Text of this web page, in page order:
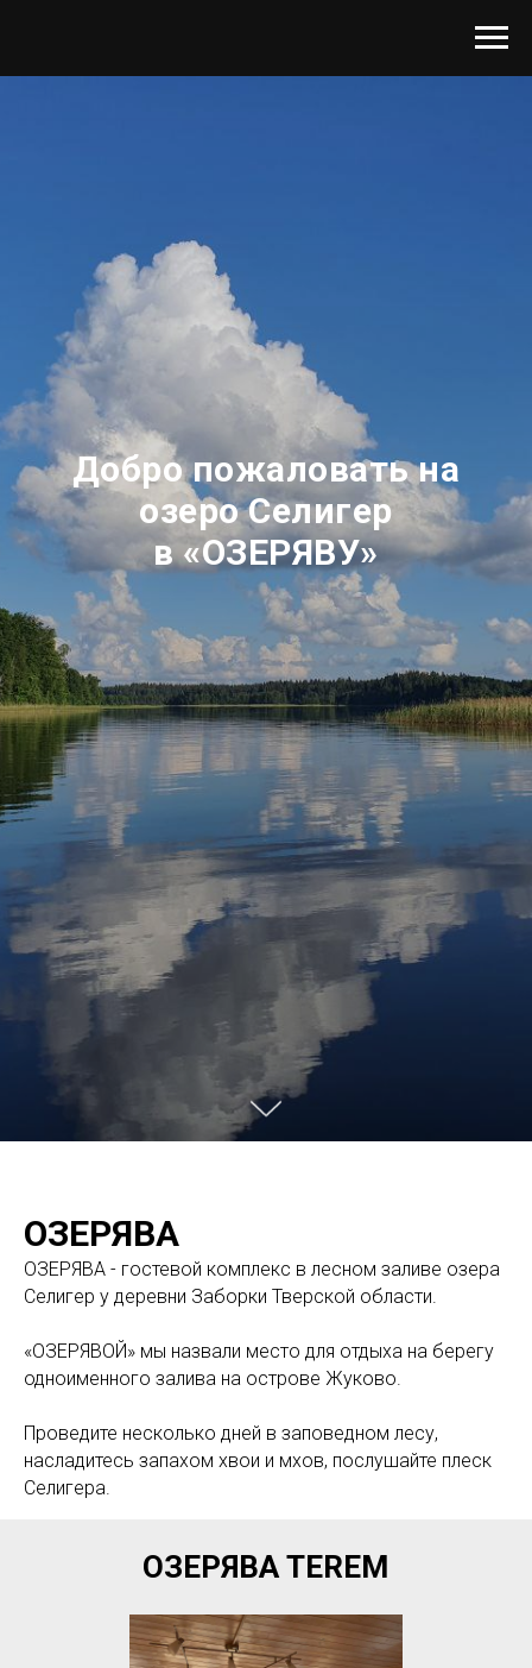
Добро пожаловать на
озеро Селигер
в «ОЗЕРЯВУ»
ОЗЕРЯВА
ОЗЕРЯВА - гостевой комплекс в лесном заливе озера
Селигер у деревни Заборки Тверской области.
«ОЗЕРЯВОЙ» мы назвали место для отдыха на берегу
одноименного залива на острове Жуково.
Проведите несколько дней в заповедном лесу,
насладитесь запахом хвои и мхов, послушайте плеск
Селигера.
ОЗЕРЯВА TEREM